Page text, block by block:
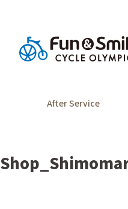
After Service